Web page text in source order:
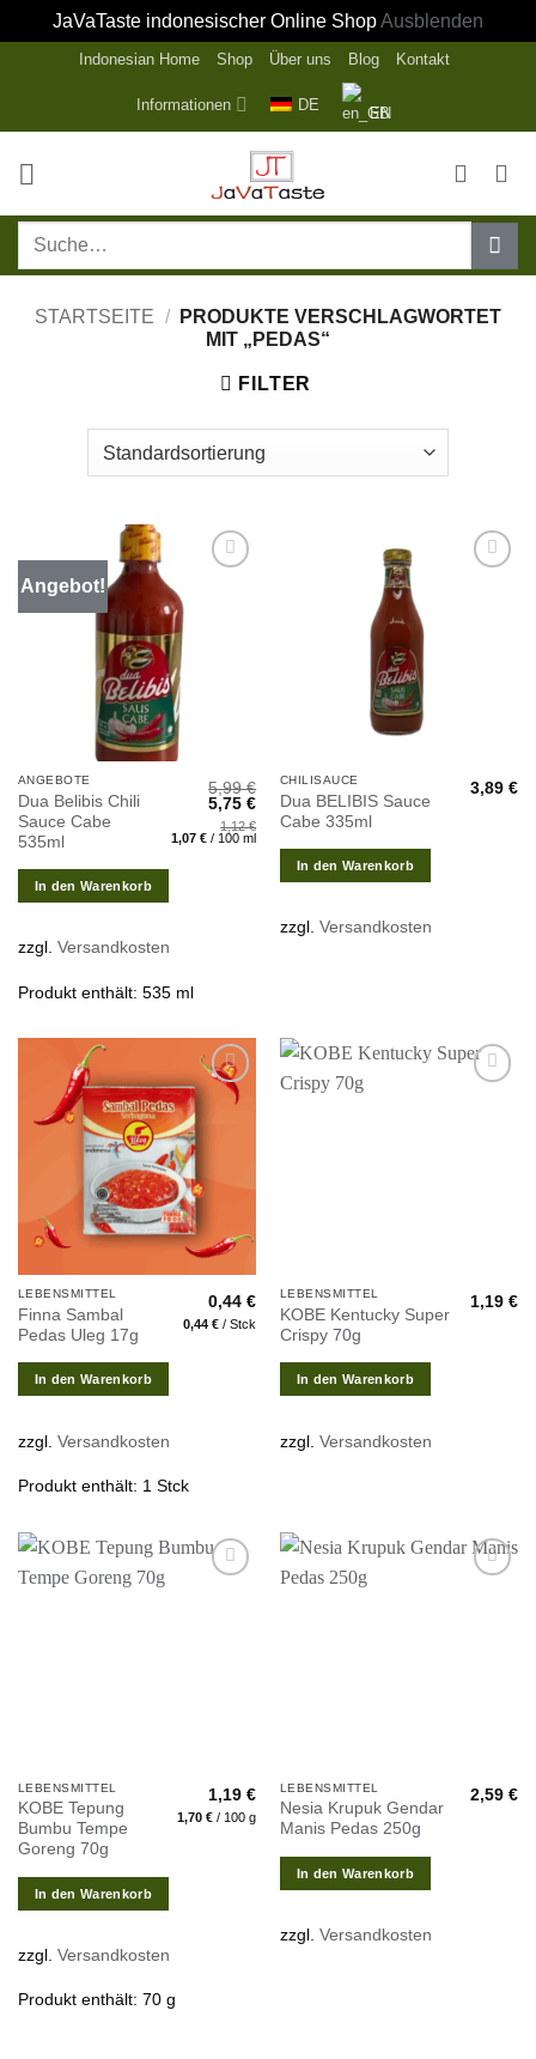
JaVaTaste indonesischer Online ShopAusblenden
Indonesian Home Shop Über uns Blog Kontakt
Informationen DE EN
Suche
STARTSEITE /
PRODUKTE VERSCHLAGWORTET
MIT „PEDAS“
FILTER
Angebot!
Wunschliste
hinzufügen
ANGEBOTE
Dua Belibis Chili
Sauce Cabe
535ml
5,99€
Ursprünglicher
Preis
war:
5,75€Aktueller
Preis
ist:
5,75 €.
1,12€
1,07€ / 100 ml
In den Warenkorb
zzgl. Versandkosten
Produkt enthält: 535 ml
CHILISAUCE
Dua BELIBIS Sauce
Cabe 335ml
3,89€
In den Warenkorb
zzgl. Versandkosten
Zur
Wunschliste
hinzufügen
LEBENSMITTEL
Finna Sambal
Pedas Uleg 17g
0,44€
0,44€ /Stck
In den Warenkorb
zzgl. Versandkosten
Produkt enthält: 1 Stck
LEBENSMITTEL
KOBE Kentucky Super
Crispy 70g
1,19€
In den Warenkorb
zzgl. Versandkosten
LEBENSMITTEL
KOBE Tepung
Bumbu Tempe
Goreng 70g
1,19€
1,70€ / 100 g
In den Warenkorb
zzgl. Versandkosten
Produkt enthält: 70 g
LEBENSMITTEL
Nesia Krupuk Gendar
Manis Pedas 250g
2,59€
In den Warenkorb
zzgl. Versandkosten